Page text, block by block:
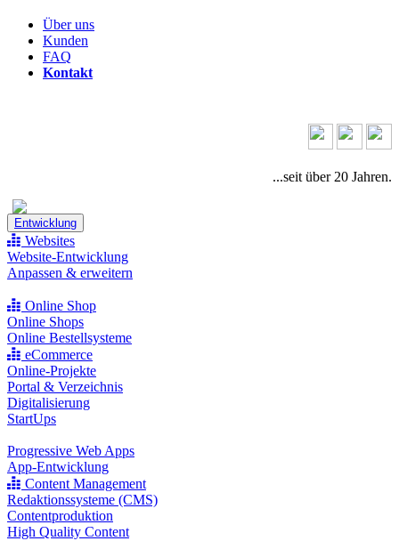
Über uns
Kunden
FAQ
Kontakt
...seit über 20 Jahren.
Entwicklung
Websites
Website-Entwicklung
Anpassen & erweitern
Online Shop
Online Shops
Online Bestellsysteme
eCommerce
Online-Projekte
Portal & Verzeichnis
Digitalisierung
StartUps
Progressive Web Apps
App-Entwicklung
Content Management
Redaktionssysteme (CMS)
Contentproduktion
High Quality Content